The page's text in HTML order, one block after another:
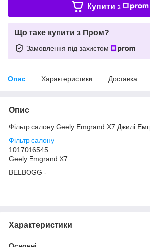
Купити з
Що таке купити з Пром?
Замовлення під захистом
Опис Характеристики Доставка
Опис
Фільтр салону Geely Emgrand X7 Джилі
Фільтр салону
1017016545
Geely Emgrand X7
BELBOGG -
Характеристики
Основні